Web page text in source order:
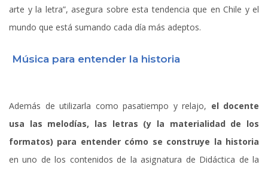
arte y la letra”, asegura sobre esta tendencia que en Chile y el
mundo que está sumando cada día más adeptos.
Música para entender la historia
Además de utilizarla como pasatiempo y relajo, el docente
usa las melodías, las letras (y la materialidad de los
formatos) para entender cómo se construye la historia
en uno de los contenidos de la asignatura de Didáctica de la